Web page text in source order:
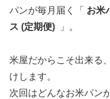
パンが毎月届く「
お米
ス (定期便)
」。
米屋だからこそ出来る
けします。
次回はどんなお米パン